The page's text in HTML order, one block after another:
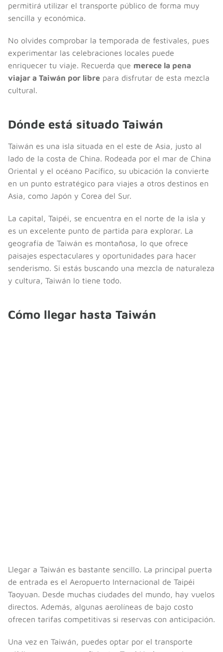
permitirá utilizar el transporte público de forma muy
sencilla y económica.
No olvides comprobar la temporada de festivales, pues
experimentar las celebraciones locales puede
enriquecer tu viaje. Recuerda que merece la pena
viajar a Taiwán por libre para disfrutar de esta mezcla
cultural.
Dónde está situado Taiwán
Taiwán es una isla situada en el este de Asia, justo al
lado de la costa de China. Rodeada por el mar de China
Oriental y el océano Pacífico, su ubicación la convierte
en un punto estratégico para viajes a otros destinos en
Asia, como Japón y Corea del Sur.
La capital, Taipéi, se encuentra en el norte de la isla y
es un excelente punto de partida para explorar. La
geografía de Taiwán es montañosa, lo que ofrece
paisajes espectaculares y oportunidades para hacer
senderismo. Si estás buscando una mezcla de naturaleza
y cultura, Taiwán lo tiene todo.
Cómo llegar hasta Taiwán
Llegar a Taiwán es bastante sencillo. La principal puerta
de entrada es el Aeropuerto Internacional de Taipéi
Taoyuan. Desde muchas ciudades del mundo, hay vuelos
directos. Además, algunas aerolíneas de bajo costo
ofrecen tarifas competitivas si reservas con anticipación.
Una vez en Taiwán, puedes optar por el transporte